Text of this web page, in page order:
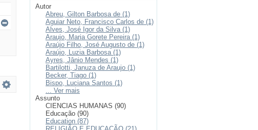
Autor
Abreu, Gilton Barbosa de (1)
Aguiar Neto, Francisco Carlos de (1)
Alves, José Igor da Silva (1)
Araujo, Maria Gorete Pereira (1)
Araújo Filho, José Augusto de (1)
Araújo, Luzia Barbosa (1)
Ayres, Jânio Mendes (1)
Bartilotti, Januza de Araujo (1)
Becker, Tiago (1)
Bispo, Luciana Santos (1)
... Ver mais
Assunto
CIENCIAS HUMANAS (90)
Educação (90)
Education (87)